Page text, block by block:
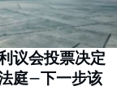
议会投票决定
庭–下一步该